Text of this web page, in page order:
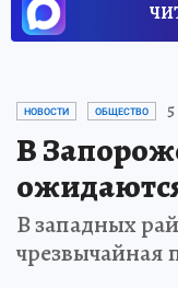
НОВОСТИ ОБЩЕСТВО
В
В западных
чрезвычайная